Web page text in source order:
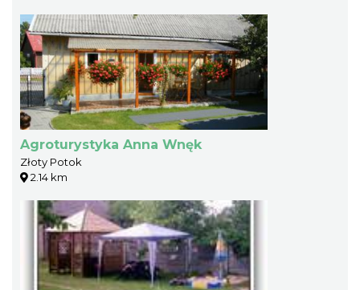
Agroturystyka Anna Wnęk
Złoty Potok
2.14 km